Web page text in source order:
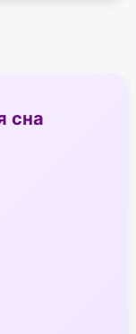
сна